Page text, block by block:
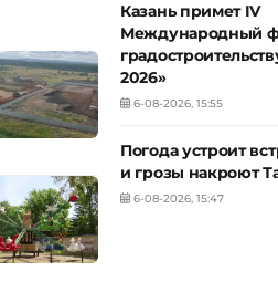
Казань примет IV
Международный
2026»
6-08-2026, 15:55
Погода устроит
и грозы накроют
6-08-2026, 15:47